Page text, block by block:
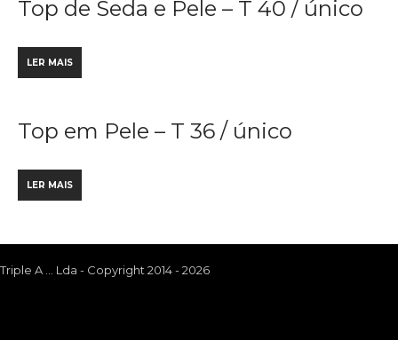
Top de Seda e Pele – T 40 / único
LER MAIS
Top em Pele – T 36 / único
LER MAIS
Triple A ... Lda - Copyright 2014 - 2026